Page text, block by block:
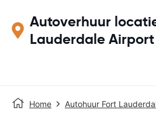
Autoverhuur
Lauderdale Airport
Home Autohuur Fort